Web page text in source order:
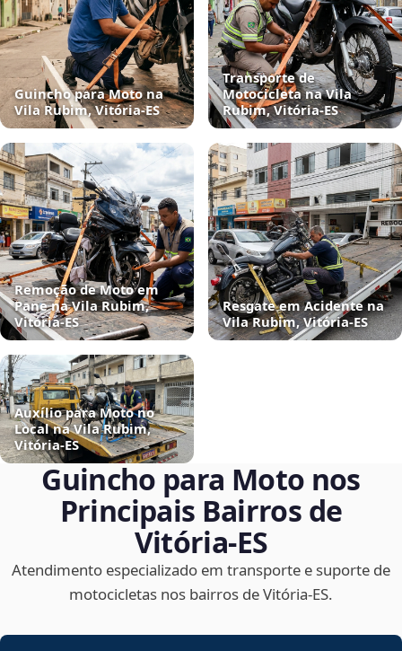
Guincho para Moto na
Vila Rubim, Vitória‑ES
Transporte de
Motocicleta na Vila
Rubim, Vitória‑ES
Remoção de Moto em
Pane na Vila Rubim,
Vitória‑ES
Resgate em Acidente na
Vila Rubim, Vitória‑ES
Auxílio para Moto no
Local na Vila Rubim,
Vitória‑ES
Guincho para Moto nos
Principais Bairros de
Vitória‑ES
Atendimento especializado em transporte e suporte de
motocicletas nos bairros de Vitória‑ES.